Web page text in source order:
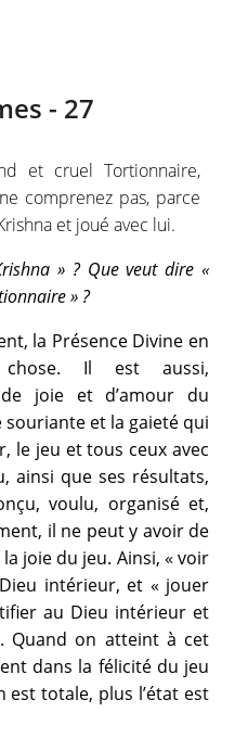
- 27
et cruel Tortionnaire,
comprenez pas, parce
et joué avec lui.
» ? Que veut dire «
» ?
la Présence Divine en
Il est aussi,
de joie et d’amour du
et la gaieté qui
le jeu et tous ceux avec
ainsi que ses résultats,
voulu, organisé et,
il ne peut y avoir de
joie du jeu. Ainsi, « voir
intérieur, et « jouer
au Dieu intérieur et
Quand on atteint à cet
dans la félicité du jeu
est totale, plus l’état est